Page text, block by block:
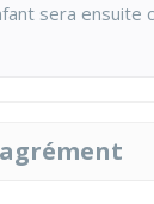
sera ensuite